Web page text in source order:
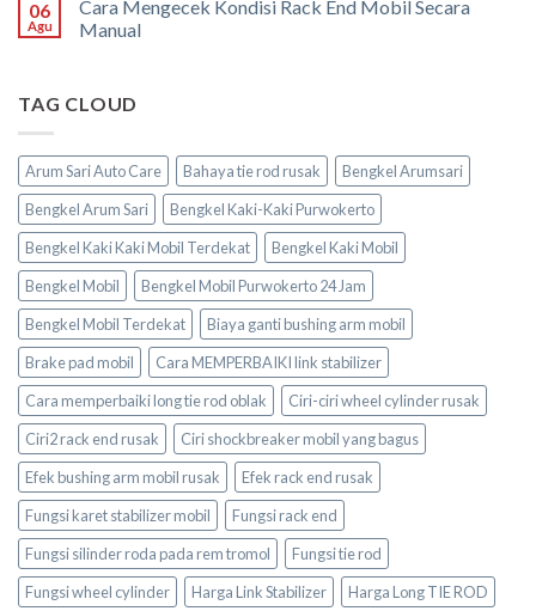
06
Agu
Cara Mengecek Kondisi Rack End Mobil Secara
Manual
TAG CLOUD
Arum Sari Auto Care Bahaya tie rod rusak
Bengkel Arumsari
Bengkel Arum Sari
Bengkel Kaki-Kaki Purwokerto
Bengkel Kaki Kaki Mobil Terdekat
Bengkel Kaki Mobil
Bengkel Mobil
Bengkel Mobil Purwokerto 24 Jam
Bengkel Mobil Terdekat
Biaya ganti bushing arm mobil
Brake pad mobil
Cara MEMPERBAIKI link stabilizer
Cara memperbaiki long tie rod oblak
Ciri-ciri wheel cylinder rusak
Ciri2 rack end rusak
Ciri shockbreaker mobil yang bagus
Efek bushing arm mobil rusak
Efek rack end rusak
Fungsi karet stabilizer mobil
Fungsi rack end
Fungsi silinder roda pada rem tromol
Fungsi tie rod
Fungsi wheel cylinder
Harga Link Stabilizer
Harga Long TIE ROD